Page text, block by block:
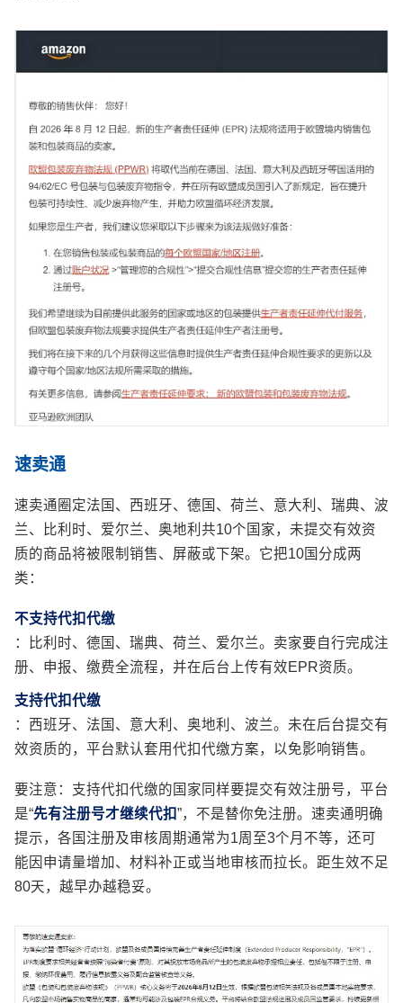
速卖通
速卖通圈定法国、西班牙、德国、荷兰、意大利、瑞典、波
兰、比利时、爱尔兰、奥地利共10个国家，未提交有效资
质的商品将被限制销售、屏蔽或下架。它把10国分成两
类：
不支持代扣代缴
：比利时、德国、瑞典、荷兰、爱尔兰。卖家要自行完成注
册、申报、缴费全流程，并在后台上传有效EPR资质。
支持代扣代缴
：西班牙、法国、意大利、奥地利、波兰。未在后台提交有
效资质的，平台默认套用代扣代缴方案，以免影响销售。
要注意：支持代扣代缴的国家同样要提交有效注册号，平台
是“先有注册号才继续代扣”，不是替你免注册。速卖通明确
提示，各国注册及审核周期通常为1周至3个月不等，还可
能因申请量增加、材料补正或当地审核而拉长。距生效不足
80天，越早办越稳妥。